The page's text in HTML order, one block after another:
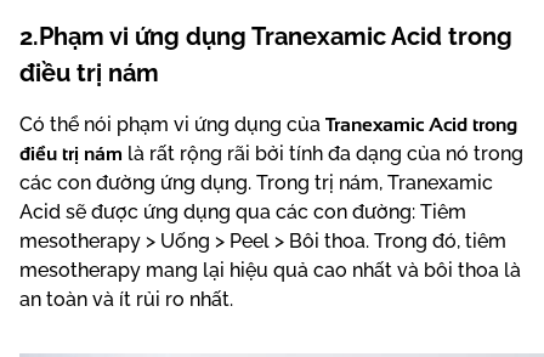
2.Phạm vi ứng dụng Tranexamic Acid trong
điều trị nám
Có thể nói phạm vi ứng dụng của Tranexamic Acid trong
điều trị nám là rất rộng rãi bởi tính đa dạng của nó trong
các con đường ứng dụng. Trong trị nám, Tranexamic
Acid sẽ được ứng dụng qua các con đường: Tiêm
mesotherapy > Uống > Peel > Bôi thoa. Trong đó, tiêm
mesotherapy mang lại hiệu quả cao nhất và bôi thoa là
an toàn và ít rủi ro nhất.